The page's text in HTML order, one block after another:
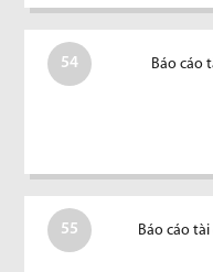
54 Báo cáo
55 Báo cáo